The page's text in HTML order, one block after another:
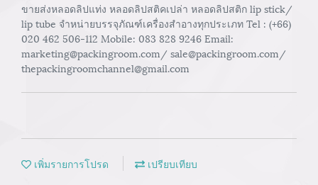
ขายส่งหลอดลิปแท่ง หลอดลิปสติคเปล่า หลอดลิปสติก lip stick/
lip tube จำหน่ายบรรจุภัณฑ์เครื่องสำอางทุกประเภท Tel : (+66)
020 462 506-112 Mobile: 083 828 9246 Email:
marketing@packingroom.com/ sale@packingroom.com/
thepackingroomchannel@gmail.com
เพิ่มรายการโปรด เปรียบเทียบ